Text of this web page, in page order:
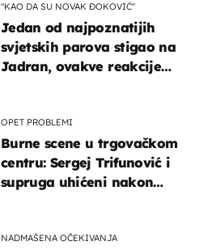
"KAO DA SU NOVAK ĐOKOVIĆ"
Jedan od najpoznatijih
svjetskih parova stigao na
Jadran, ovakve reakcije
OPET PROBLEMI
Burne scene u trgovačkom
centru: Sergej Trifunović i
supruga uhićeni nakon
NADMAŠENA OČEKIVANJA